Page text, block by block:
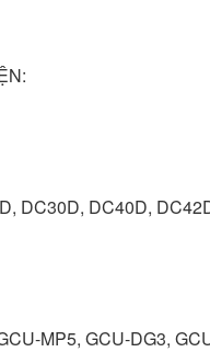
DC30D, DC40D,
MP5, GCU-DG3,